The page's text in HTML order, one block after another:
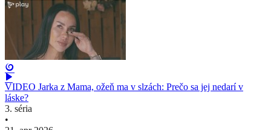
VIDEO Jarka z Mama, ožeň ma v slzách: Prečo sa jej nedarí v
láske?
3. séria
•